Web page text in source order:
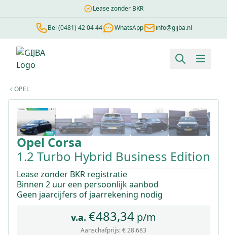
Lease zonder BKR
Bel (0481) 42 04 44 WhatsApp info@gijba.nl
Financial lease berekenen
OPEL
OpelCorsa
1.2 Turbo Hybrid Business Edition
Lease zonder BKR registratie
Binnen 2 uur een persoonlijk aanbod
Geen jaarcijfers of jaarrekening nodig
v.a. €483,34 p/m
Aanschafprijs:€ 28.683